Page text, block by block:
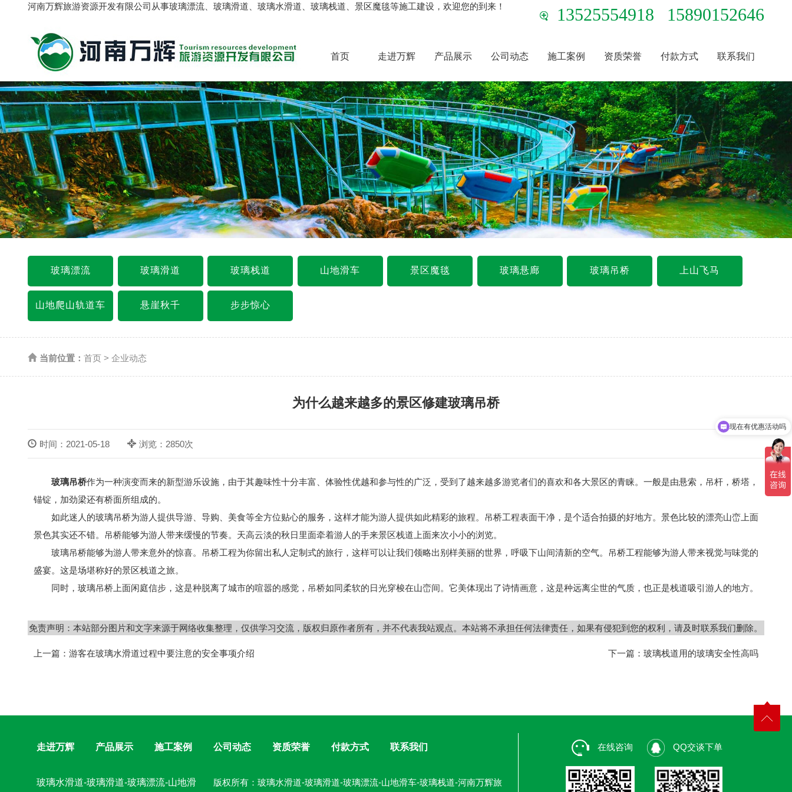
河南万辉旅游资源开发有限公司从事玻璃漂流、玻璃滑道、玻璃水滑道、玻璃栈道、景区魔毯等施工建设，欢迎您的到来！ 13525554918 15890152646
首页 走进万辉 产品展示 公司动态 施工案例 资质荣誉 付款方式 联系我们
玻璃漂流 玻璃滑道 玻璃栈道 山地滑车 景区魔毯 玻璃悬廊 玻璃吊桥 上山飞马
山地爬山轨道车 悬崖秋千 步步惊心
当前位置： 首页 > 企业动态
为什么越来越多的景区修建玻璃吊桥
时间：2021-05-18 浏览：2850次
玻璃吊桥作为一种演变而来的新型游乐设施，由于其趣味性十分丰富、体验性优越和参与性的广泛，受到了越来越多游览者们的喜欢和各大景区的青睐。一般是由悬索，吊杆，桥塔，
锚锭，加劲梁还有桥面所组成的。
如此迷人的玻璃吊桥为游人提供导游、导购、美食等全方位贴心的服务，这样才能为游人提供如此精彩的旅程。吊桥工程表面干净，是个适合拍摄的好地方。景色比较的漂亮山峦上面
景色其实还不错。吊桥能够为游人带来缓慢的节奏。天高云淡的秋日里面牵着游人的手来景区栈道上面来次小小的浏览。
玻璃吊桥能够为游人带来意外的惊喜。吊桥工程为你留出私人定制式的旅行，这样可以让我们领略出别样美丽的世界，呼吸下山间清新的空气。吊桥工程能够为游人带来视觉与味觉的
盛宴。这是场堪称好的景区栈道之旅。
同时，玻璃吊桥上面闲庭信步，这是种脱离了城市的喧嚣的感觉，吊桥如同柔软的日光穿梭在山峦间。它美体现出了诗情画意，这是种远离尘世的气质，也正是栈道吸引游人的地方。
免责声明：本站部分图片和文字来源于网络收集整理，仅供学习交流，版权归原作者所有，并不代表我站观点。本站将不承担任何法律责任，如果有侵犯到您的权利，请及时联系我们删除。
上一篇： 游客在玻璃水滑道过程中要注意的安全事项介绍 下一篇： 玻璃栈道用的玻璃安全性高吗
走进万辉 产品展示 施工案例 公司动态 资质荣誉 付款方式 联系我们
玻璃水滑道-玻璃滑道-玻璃漂流-山地滑
版权所有：玻璃水滑道-玻璃滑道-玻璃漂流-山地滑车-玻璃栈道-河南万辉旅
在线咨询 QQ交谈下单
现在有优惠活动吗